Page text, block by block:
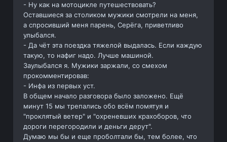
- Ну как на мотоцикле путешествовать?
Оставшиеся за столиком мужики смотрели на меня,
а спросивший меня парень, Серёга, приветливо
улыбался.
- Да чёт эта поездка тяжелой выдалась. Если каждую
такую, то нафиг надо. Лучше машиной.
Заулыбался я. Мужики заржали, со смехом
прокомментировав:
- Инфа из первых уст.
В общем начало разговора было заложено. Ещё
минут 15 мы трепались обо всём помятуя и
"проклятый ветер" и "охреневших крахоборов, что
дороги перегородили и деньги дерут".
Думаю мы бы и еще проболтали бы, тем более, что